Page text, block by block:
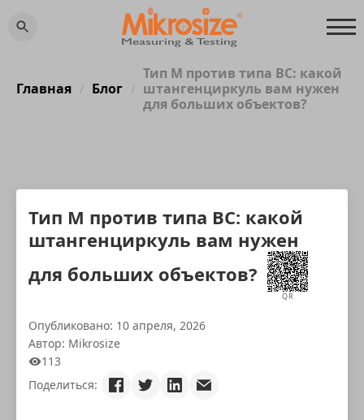
Главная / Блог /
Тип M против типа BC: какой
штангенциркуль вам нужен
для больших объектов?
Тип M против типа BC: какой
штангенциркуль вам нужен
для больших объектов?
QR
Опубликовано: 10 апреля, 2026
Автор: Mikrosize
113
Поделиться: